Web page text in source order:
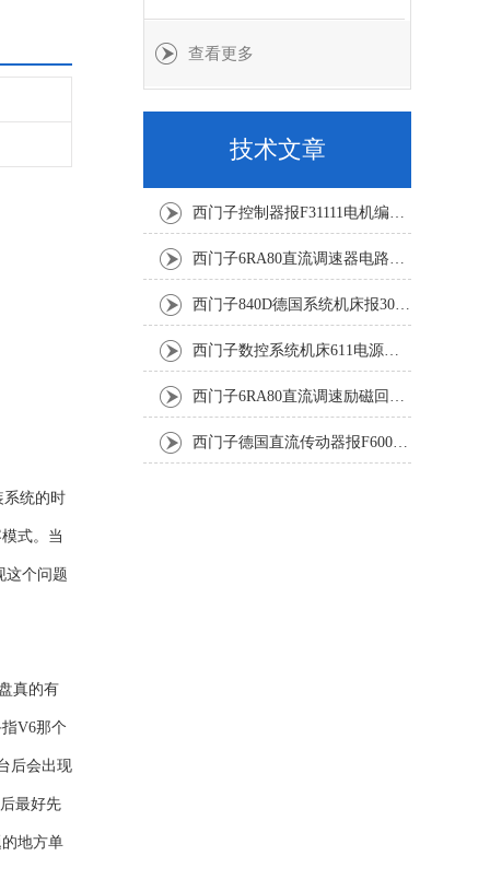
统的时
式。当
这个问题
真的有
V6那个
后会出现
最好先
地方单
查看更多
技术文章
西门子控制器报F31111电机编码器坏修复解决
西门子6RA80直流调速器电路板坏销售修理单位
西门子840D德国系统机床报300501修复解决
西门子数控系统机床611电源模块灯不显示修复解决
西门子6RA80直流调速励磁回路坏报F60005修复排除
西门子德国直流传动器报F60067高温报警修复排除方法